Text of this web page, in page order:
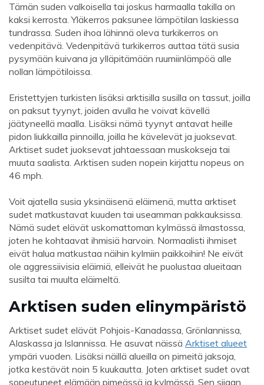
Tämän suden valkoisella tai joskus harmaalla takilla on
kaksi kerrosta. Yläkerros paksunee lämpötilan laskiessa
tundrassa. Suden ihoa lähinnä oleva turkikerros on
vedenpitävä. Vedenpitävä turkikerros auttaa tätä susia
pysymään kuivana ja ylläpitämään ruumiinlämpöä alle
nollan lämpötiloissa.
Eristettyjen turkisten lisäksi arktisilla susilla on tassut, joilla
on paksut tyynyt, joiden avulla he voivat kävellä
jäätyneellä maalla. Lisäksi nämä tyynyt antavat heille
pidon liukkailla pinnoilla, joilla he kävelevät ja juoksevat.
Arktiset sudet juoksevat jahtaessaan muskokseja tai
muuta saalista. Arktisen suden nopein kirjattu nopeus on
46 mph.
Voit ajatella susia yksinäisenä eläimenä, mutta arktiset
sudet matkustavat kuuden tai useamman pakkauksissa.
Nämä sudet elävät uskomattoman kylmässä ilmastossa,
joten he kohtaavat ihmisiä harvoin. Normaalisti ihmiset
eivät halua matkustaa näihin kylmiin paikkoihin! Ne eivät
ole aggressiivisia eläimiä, elleivät he puolustaa alueitaan
susilta tai muulta eläimeltä.
Arktisen suden elinympäristö
Arktiset sudet elävät Pohjois-Kanadassa, Grönlannissa,
Alaskassa ja Islannissa. He asuvat näissä Arktiset alueet
ympäri vuoden. Lisäksi näillä alueilla on pimeitä jaksoja,
jotka kestävät noin 5 kuukautta. Joten arktiset sudet ovat
sopeutuneet elämään pimeässä ja kylmässä. Sen sijaan,